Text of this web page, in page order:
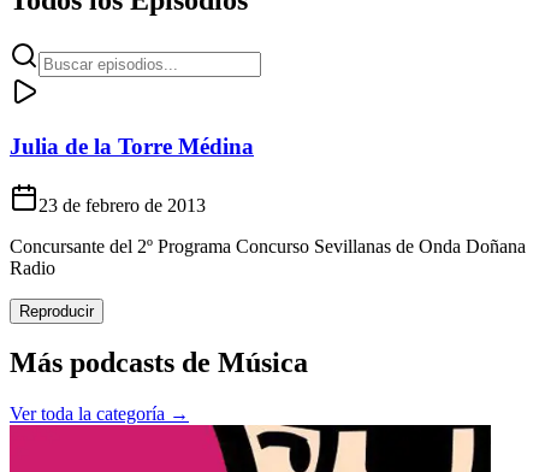
Julia de la Torre Médina
23 de febrero de 2013
Concursante del 2º Programa Concurso Sevillanas de Onda Doñana
Radio
Reproducir
Más podcasts de Música
Ver toda la categoría →